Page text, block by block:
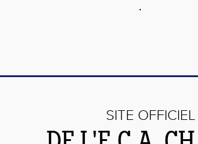
SITE OFFICIEL